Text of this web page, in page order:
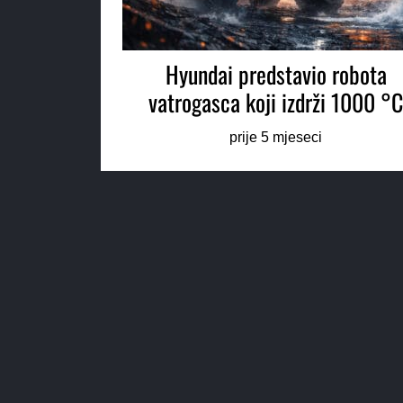
Hyundai predstavio robota
vatrogasca koji izdrži 1000 °C
prije 5 mjeseci